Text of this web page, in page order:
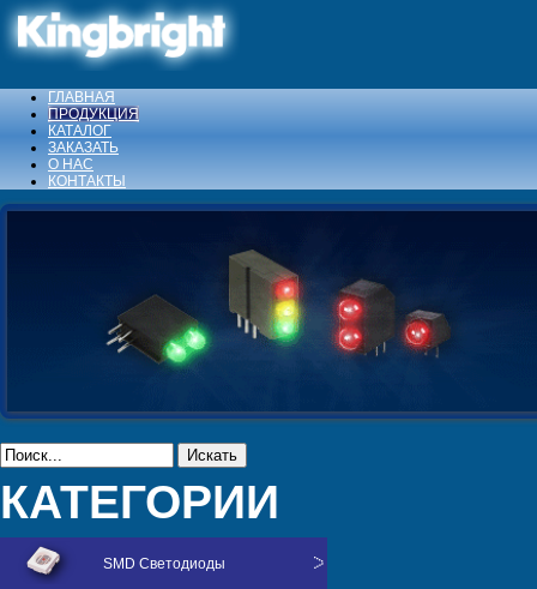
ГЛАВНАЯ
ПРОДУКЦИЯ
КАТАЛОГ
ЗАКАЗАТЬ
О НАС
КОНТАКТЫ
Искать
КАТЕГОРИИ
SMD Светодиоды